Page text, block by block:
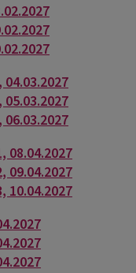
08.04.2027
09.04.2027
10.04.2027